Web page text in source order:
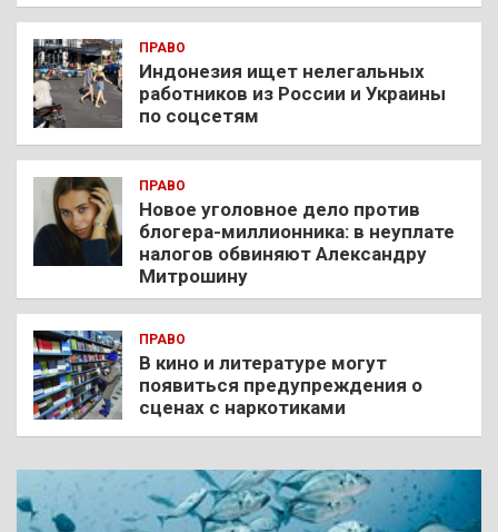
ПРАВО
Индонезия ищет нелегальных
работников из России и Украины
по соцсетям
ПРАВО
Новое уголовное дело против
блогера-миллионника: в неуплате
налогов обвиняют Александру
Митрошину
ПРАВО
В кино и литературе могут
появиться предупреждения о
сценах с наркотиками